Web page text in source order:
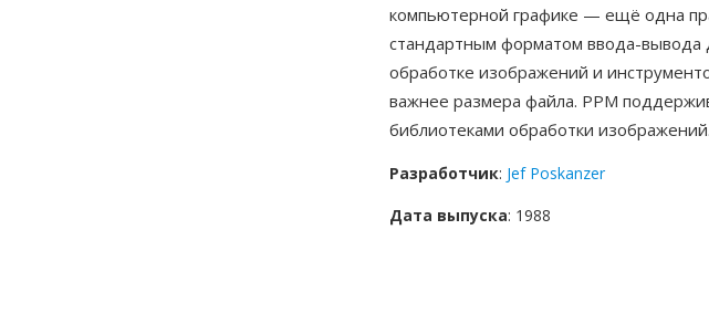
компьютерной графике — ещё одна
стандартным форматом ввода-вывода
обработке изображений и
важнее размера файла. PPM
библиотеками обработки изображений.
Разработчик: Jef Poskanzer
Дата выпуска: 1988